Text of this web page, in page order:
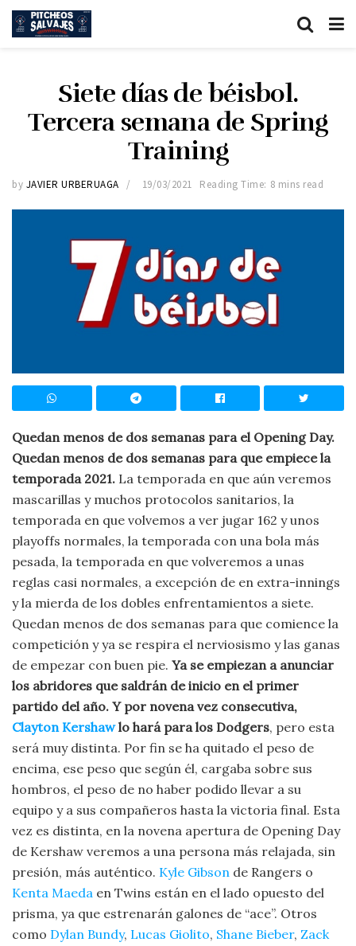
Siete días de béisbol.
Tercera semana de Spring
Training
by JAVIER URBERUAGA 19/03/2021 Reading Time: 8 mins read
Quedan menos de dos semanas para el Opening Day.
Quedan menos de dos semanas para que empiece la
temporada 2021. La temporada en que aún veremos
mascarillas y muchos protocolos sanitarios, la
temporada en que volvemos a ver jugar 162 y unos
playoffs normales, la temporada con una bola más
pesada, la temporada en que volveremos a unas
reglas casi normales, a excepción de en extra-innings
y la mierda de los dobles enfrentamientos a siete.
Quedan menos de dos semanas para que comience la
competición y ya se respira el nerviosismo y las ganas
de empezar con buen pie. Ya se empiezan a anunciar
los abridores que saldrán de inicio en el primer
partido del año. Y por novena vez consecutiva,
Clayton Kershawlo hará para los Dodgers, pero esta
será muy distinta. Por fin se ha quitado el peso de
encima, ese peso que según él, cargaba sobre sus
hombros, el peso de no haber podido llevar a su
equipo y a sus compañeros hasta la victoria final. Esta
vez es distinta, en la novena apertura de Opening Day
de Kershaw veremos a una persona más relajada, sin
presión, más auténtico. Kyle Gibson de Rangers o
Kenta Maeda en Twins están en el lado opuesto del
prisma, ya que estrenarán galones de “ace”. Otros
como Dylan Bundy, Lucas Giolito, Shane Bieber, Zack